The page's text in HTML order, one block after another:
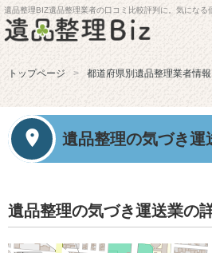
遺品整理BIZ遺品整理業者の口コミ比較評判に。気になる価格を比
トップページ 都道府県別遺品整理業者情報
遺品整理の気づき運
遺品整理の気づき運送業の